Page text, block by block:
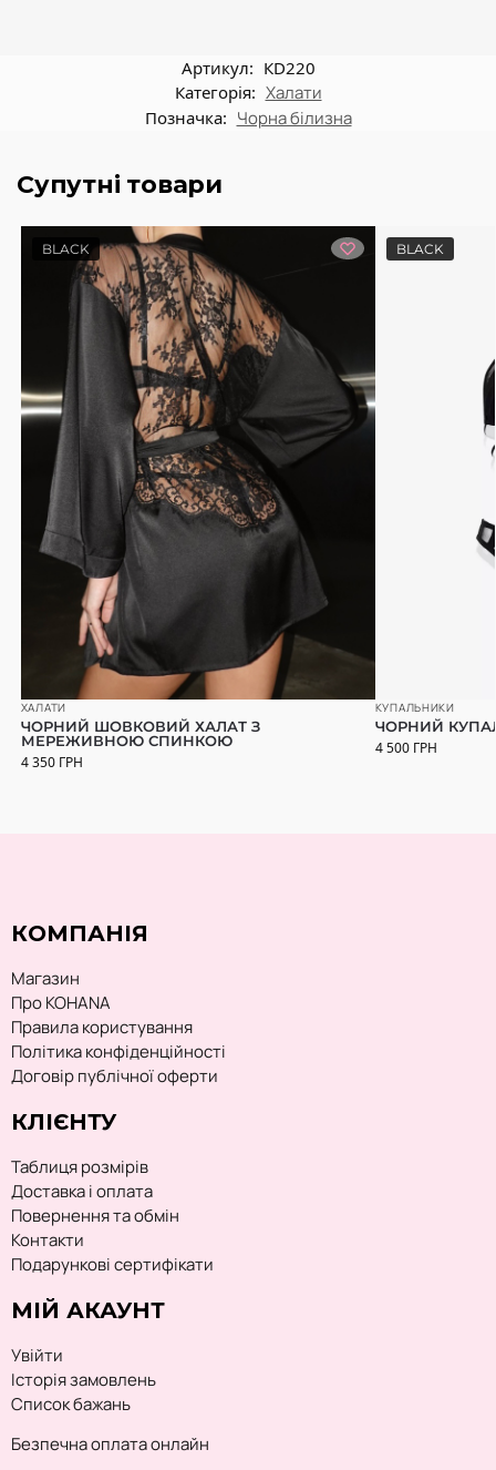
Артикул: КD220
Категорія: Халати
Позначка: Чорна білизна
Супутні товари
BLACK
ХАЛАТИ
ЧОРНИЙ ШОВКОВИЙ ХАЛАТ З
МЕРЕЖИВНОЮ СПИНКОЮ
4 350 ГРН
BLACK
КУПАЛЬНИКИ
ЧОРНИЙ
4 500 ГРН
КОМПАНІЯ
Магазин
Про KOHANA
Правила користування
Політика конфіденційності
Договір публічної оферти
КЛІЄНТУ
Таблиця розмірів
Доставка і оплата
Повернення та обмін
Контакти
Подарункові сертифікати
МІЙ АКАУНТ
Увійти
Історія замовлень
Список бажань
Безпечна оплата онлайн